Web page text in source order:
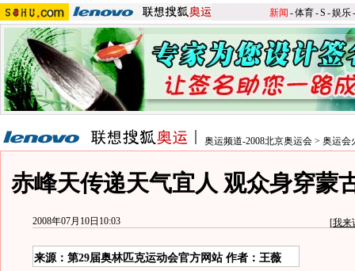
新闻 -体育-S -娱乐-
奥运频道-2008北京奥运会 > 奥运会
赤峰天传递天气宜人 观众身穿蒙
2008年07月10日10:03 [我来
来源：第29届奥林匹克运动会官方网站 作者：王薇